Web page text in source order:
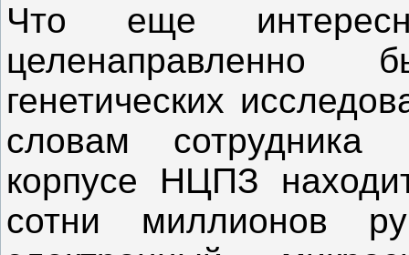
Что еще
целенаправленно
генетических
словам
корпусе НЦПЗ
сотни миллионов